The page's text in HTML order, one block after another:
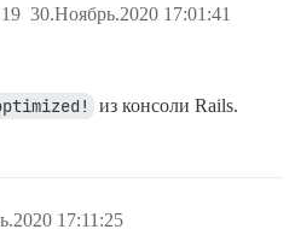
30.Ноябрь.2020 17:01:41
19
из консоли Rails.
17:11:25